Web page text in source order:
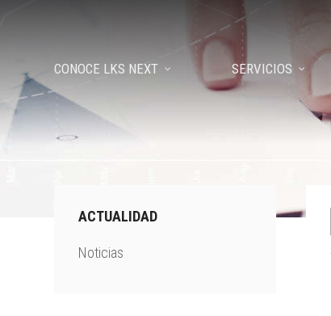
CONOCE LKS NEXT SERVICIOS
ACTUALIDAD
Noticias